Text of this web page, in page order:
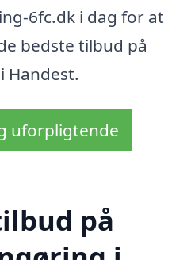
6fc.dk i dag for at
bedste tilbud på
Handest.
uforpligtende
på